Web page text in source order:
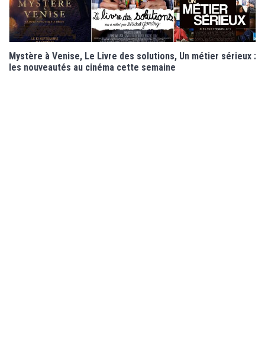
Mystère à Venise, Le Livre des solutions, Un métier sérieux :
les nouveautés au cinéma cette semaine